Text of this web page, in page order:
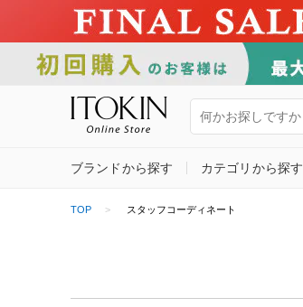
ブランドから探す カテゴリから探す
TOP スタッフコーディネート